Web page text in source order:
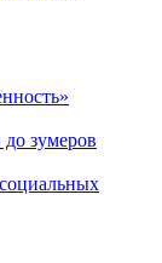
зумеров